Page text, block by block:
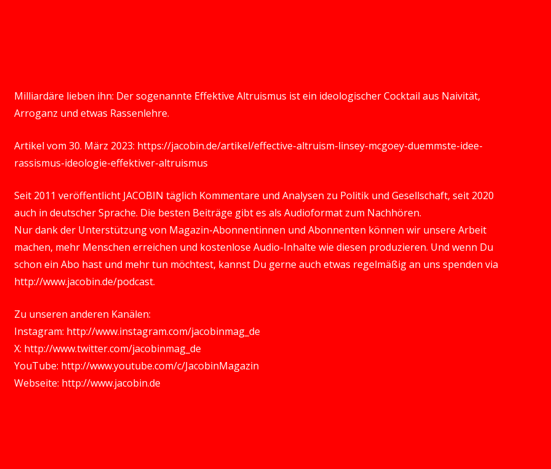
or
Milliardäre lieben ihn: Der sogenannte Effektive Altruismus ist ein ideologischer Cocktail aus Naivität,
Arroganz und etwas Rassenlehre.
Artikel vom 30. März 2023: https://jacobin.de/artikel/effective-altruism-linsey-mcgoey-duemmste-idee-
rassismus-ideologie-effektiver-altruismus
Seit 2011 veröffentlicht JACOBIN täglich Kommentare und Analysen zu Politik und Gesellschaft, seit 2020
auch in deutscher Sprache. Die besten Beiträge gibt es als Audioformat zum Nachhören.
Nur dank der Unterstützung von Magazin-Abonnentinnen und Abonnenten können wir unsere Arbeit
machen, mehr Menschen erreichen und kostenlose Audio-Inhalte wie diesen produzieren. Und wenn Du
schon ein Abo hast und mehr tun möchtest, kannst Du gerne auch etwas regelmäßig an uns spenden via
http://www.jacobin.de/podcast.
Zu unseren anderen Kanälen:
Instagram: http://www.instagram.com/jacobinmag_de
X: http://www.twitter.com/jacobinmag_de
YouTube: http://www.youtube.com/c/JacobinMagazin
Webseite: http://www.jacobin.de